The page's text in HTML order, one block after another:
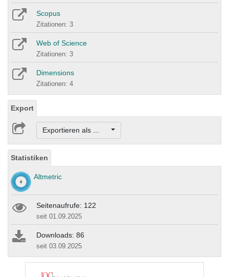
Scopus
Zitationen: 3
Web of Science
Zitationen: 3
Dimensions
Zitationen: 4
Export
Exportieren als ...
Statistiken
Altmetric
Seitenaufrufe: 122
seit 01.09.2025
Downloads: 86
seit 03.09.2025